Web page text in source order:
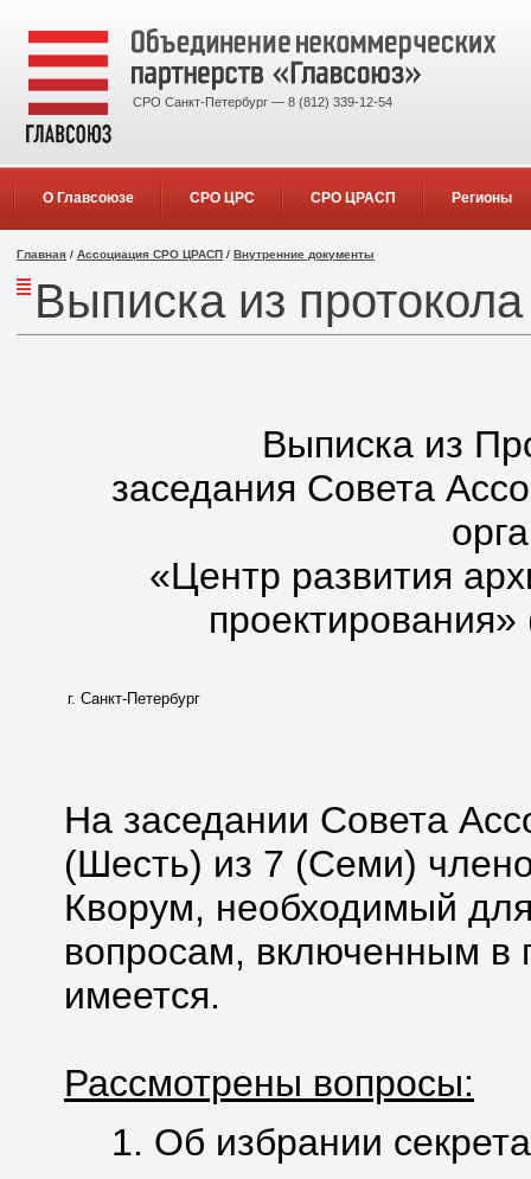
СРО Санкт-Петербург — 8 (812) 339-12-54
О Главсоюзе СРО ЦРС СРО ЦРАСП Регионы
Главная / Ассоциация СРО ЦРАСП / Внутренние документы
Выписка из протокола
Выписка из
заседания Совета
«Центр развития
г. Санкт-Петербург
На заседании Совета
(Шесть) из 7 (Семи)
Кворум, необходимый
вопросам, включенным в
имеется.
Рассмотрены вопросы:
1. Об избрании